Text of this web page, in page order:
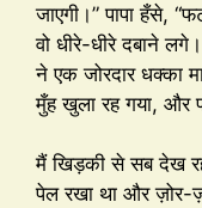
जाएगी।” पापा हँसे,
वो धीरे-धीरे दबाने
ने एक जोरदार धक्का
मुँह खुला रह गया, और
मैं खिड़की से सब देख
पेल रखा था और ज़ोर-